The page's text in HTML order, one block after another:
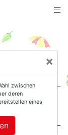
×
zwischen
deren
eines